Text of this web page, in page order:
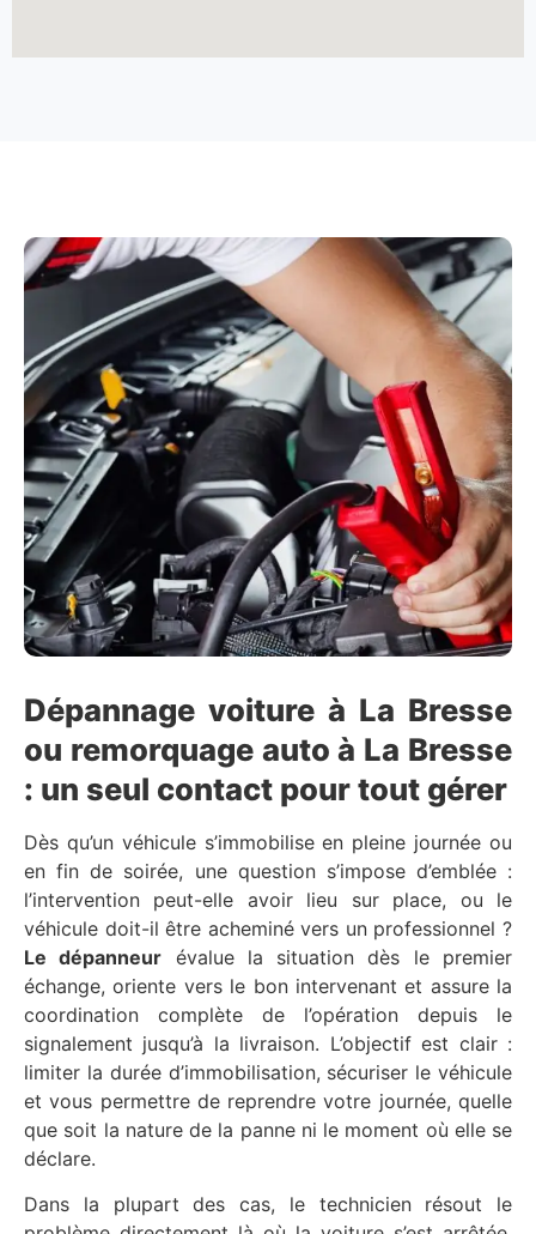
Dépannage voiture à La Bresse
ou remorquage auto à La Bresse
: un seul contact pour tout gérer
Dès qu’un véhicule s’immobilise en pleine journée ou
en fin de soirée, une question s’impose d’emblée :
l’intervention peut-elle avoir lieu sur place, ou le
véhicule doit-il être acheminé vers un professionnel ?
Le dépanneur évalue la situation dès le premier
échange, oriente vers le bon intervenant et assure la
coordination complète de l’opération depuis le
signalement jusqu’à la livraison. L’objectif est clair :
limiter la durée d’immobilisation, sécuriser le véhicule
et vous permettre de reprendre votre journée, quelle
que soit la nature de la panne ni le moment où elle se
déclare.
Dans la plupart des cas, le technicien résout le